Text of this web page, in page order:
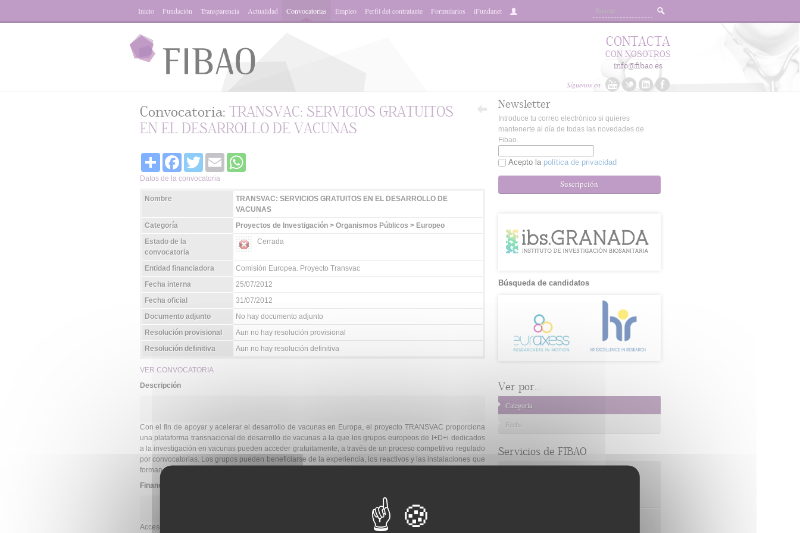
Inicio Fundación Transparencia Actualidad Convocatorias Empleo Perfil del contratante Formularios iFundanet
Síguenos en
CONTACTA
CON NOSOTROS
info@fibao.es
Convocatoria: TRANSVAC: SERVICIOS GRATUITOS
EN EL DESARROLLO DE VACUNAS
Share FacebookTwitter Email
Datos de la convocatoria
Nombre
TRANSVAC: SERVICIOS GRATUITOS EN EL DESARROLLO DE
VACUNAS
Categoría
Proyectos de Investigación > Organismos Públicos > Europeo
Estado de la
convocatoria
Cerrada
Entidad financiadora
Comisión Europea. Proyecto Transvac
Fecha interna
25/07/2012
Fecha oficial
31/07/2012
Documento adjunto
No hay documento adjunto
Resolución provisional
Aun no hay resolución provisional
Resolución definitiva
Aun no hay resolución definitiva
VER CONVOCATORIA
Descripción
Con el fin de apoyar y acelerar el desarrollo de vacunas en Europa, el proyecto TRANSVAC proporciona
una plataforma transnacional de desarrollo de vacunas a la que los grupos europeos de I+D+i dedicados
a la investigación en vacunas pueden acceder gratuitamente, a través de un proceso competitivo regulado
por convocatorias. Los grupos pueden beneficiarse de la experiencia, los reactivos y las instalaciones que
forman parte del consorcio TRANSVAC.
Financiación
Acceso gratuito a servicios
Newsletter
Introduce tu correo electrónico si quieres
mantenerte al día de todas las novedades de
Fibao.
Acepto la política de privacidad
Suscripción
Búsqueda de candidatos
Ver por...
Categoría
Fecha
Servicios de FIBAO